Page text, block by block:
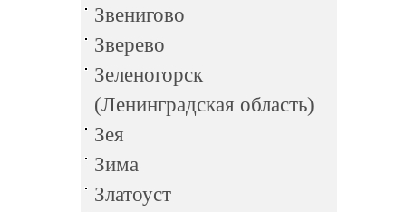
Звенигово
Зверево
Зеленогорск
(Ленинградская область)
Зея
Зима
Златоуст